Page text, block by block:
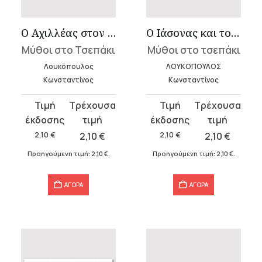
Ο Αχιλλέας στον Τρωικό πόλεμο
Μύθοι στο Τσεπάκι
Λουκόπουλος
Κωνσταντίνος
2,10 €
Original
price
was:
2,10 €.
2,10€
τρέχουσα
τιμή
είναι:
Προηγούμενη τιμή: 2,10 €.
ΑΓΟΡΑ
Ο Ιάσονας και το χρυσόμαλλο δέρας
Μύθοι στο τσεπάκι
ΛΟΥΚΟΠΟΥΛΟΣ
Κωνσταντίνος
2,10 €
Original
price
was:
2,10 €.
2,10€
τρέχουσα
τιμή
είναι:
Προηγούμενη τιμή: 2,10 €.
ΑΓΟΡΑ